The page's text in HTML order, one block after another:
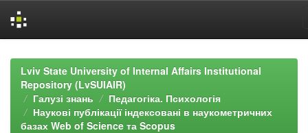
navigationLviv State University of Internal Affairs Institutional
Repository (LvSUIAIR)
Галузі знань
Педагогіка. Психологія
Наукові публікації індексовані в наукометричних
базах Web of Science та Scopus